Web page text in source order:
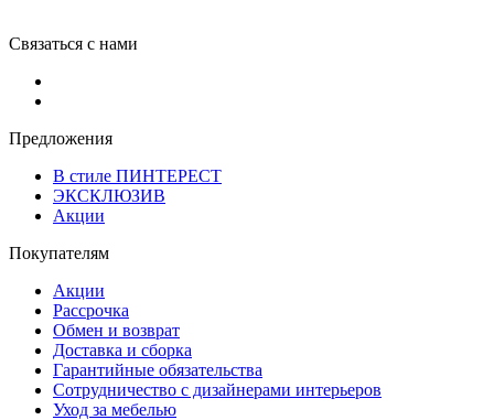
Связаться с нами
Предложения
В стиле ПИНТЕРЕСТ
ЭКСКЛЮЗИВ
Акции
Покупателям
Акции
Рассрочка
Обмен и возврат
Доставка и сборка
Гарантийные обязательства
Сотрудничество с дизайнерами интерьеров
Уход за мебелью